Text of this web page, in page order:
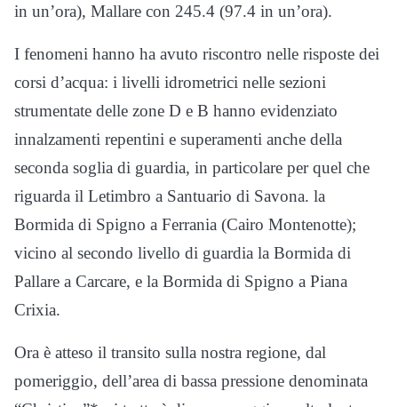
in un’ora), Mallare con 245.4 (97.4 in un’ora).
I fenomeni hanno ha avuto riscontro nelle risposte dei
corsi d’acqua: i livelli idrometrici nelle sezioni
strumentate delle zone D e B hanno evidenziato
innalzamenti repentini e superamenti anche della
seconda soglia di guardia, in particolare per quel che
riguarda il Letimbro a Santuario di Savona. la
Bormida di Spigno a Ferrania (Cairo Montenotte);
vicino al secondo livello di guardia la Bormida di
Pallare a Carcare, e la Bormida di Spigno a Piana
Crixia.
Ora è atteso il transito sulla nostra regione, dal
pomeriggio, dell’area di bassa pressione denominata